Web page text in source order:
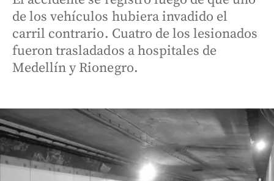
de los vehículos hubiera invadido el
carril contrario. Cuatro de los lesionados
fueron trasladados a hospitales de
Medellín y Rionegro.